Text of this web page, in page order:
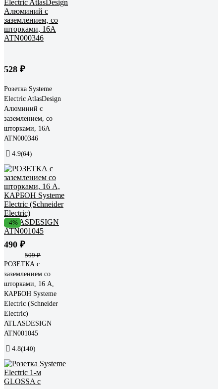
528 ₽
Розетка Systeme
Electric AtlasDesign
Алюминий с
заземлением, со
шторками, 16А
ATN000346
4.9(64)
-4%
490 ₽
509 ₽
РОЗЕТКА с
заземлением со
шторками, 16 А,
КАРБОН Systeme
Electric (Schneider
Electric)
ATLASDESIGN
ATN001045
4.8(140)